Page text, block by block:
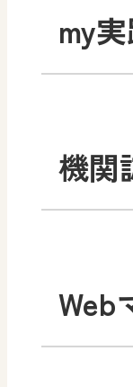
中学
数
高等
美
令
サ
教
色
my
小学校
書
生
機関
教科
教
Web